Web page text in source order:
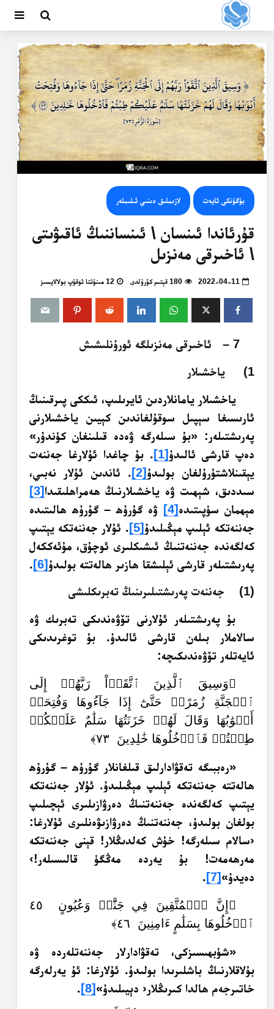
بۈگۈنكى ئايەت لازىملىق دىنىي ئىلىملەر
قۇرئاندا ئىنسان \ ئىنساننىڭ ئاقىۋىتى
\ ئاخىرقى مەنزىل
2022-04-11 180 قېتىم كۆرۈلدى 12 مىنۇتتا ئوقۇپ بولالايسىز
7 – ئاخىرقى مەنزىلگە ئورۇنلىشىش
1) ياخشىلار
ياخشىلار يامانلاردىن ئايرىلىپ، ئىككى پىرقىنىڭ
ئارىسىغا سېپىل سوقۇلغاندىن كېيىن ياخشىلارنى
پەرىشتىلەر: «بۇ سىلەرگە ۋەدە قىلىنغان كۈندۇر»
دەپ قارشى ئالىدۇ [1]
. بۇ چاغدا ئۇلارغا جەننەت
يېقىنلاشتۇرۇلغان بولىدۇ [2]
.‏ ئاندىن ئۇلار نەبىي،
سىددىق، شېھىت ۋە ياخشىلارنىڭ ھەمراھلىقىدا [3]
مېھمان سۈپىتىدە [4]
ۋە گۇرۇھ – گۇرۇھ ھالىتىدە
جەننەتكە ئېلىپ مېڭىلىدۇ [5]
. ئۇلار جەننەتكە يېتىپ
كەلگەندە جەننەتنىڭ ئىشىكلىرى ئوچۇق، مۇئەككەل
پەرىشتىلەر قارشى ئېلىشقا ھازىر ھالەتتە بولىدۇ [6]
.
(1) جەننەت پەرىشتىلىرىنىڭ تەبرىكلىشى
بۇ پەرىشتىلەر ئۇلارنى تۆۋەندىكى تەبرىك ۋە
سالاملار بىلەن قارشى ئالىدۇ. بۇ توغرىدىكى
ئايەتلەر تۆۋەندىكىچە:
﴿وَسِيقَ ٱلَّذِينَ ٱتَّقَوۡاْ رَبَّهُمۡ إِلَى
ٱلۡجَنَّةِ زُمَرًاۖ حَتَّىٰٓ إِذَا جَآءُوهَا وَفُتِحَتۡ
أَبۡوَٰبُهَا وَقَالَ لَهُمۡ خَزَنَتُهَا سَلَٰمٌ عَلَيۡكُمۡ
طِبۡتُمۡ فَٱدۡخُلُوهَا خَٰلِدِينَ ٧٣﴾
«رەببىگە تەقۋادارلىق قىلغانلار گۇرۇھ – گۇرۇھ
ھالەتتە جەننەتكە ئېلىپ مېڭىلىدۇ. ئۇلار جەننەتكە
يېتىپ كەلگەندە جەننەتنىڭ دەرۋازىلىرى ئېچىلىپ
بولغان بولىدۇ، جەننەتنىڭ دەرۋازىۋەنلىرى ئۇلارغا:
‹سالام سىلەرگە! خۇش كەلدىڭلار! قېنى جەننەتكە
مەرھەمەت! بۇ يەردە مەڭگۈ قالىسىلەر!›
دەيدۇ» [7]
.‏
﴿إِنَّ ٱلۡمُتَّقِينَ فِي جَنَّٰتٖ وَعُيُونٍ ٤٥
ٱدۡخُلُوهَا بِسَلَٰمٍ ءَامِنِينَ ٤٦﴾
«شۈبھىسىزكى، تەقۋادارلار جەننەتلەردە ۋە
بۇلاقلارنىڭ باشلىرىدا بولىدۇ.‏ ئۇلارغا: ئۇ يەرلەرگە
خاتىرجەم ھالدا كىرىڭلار‹ دېيىلىدۇ» [8]
.